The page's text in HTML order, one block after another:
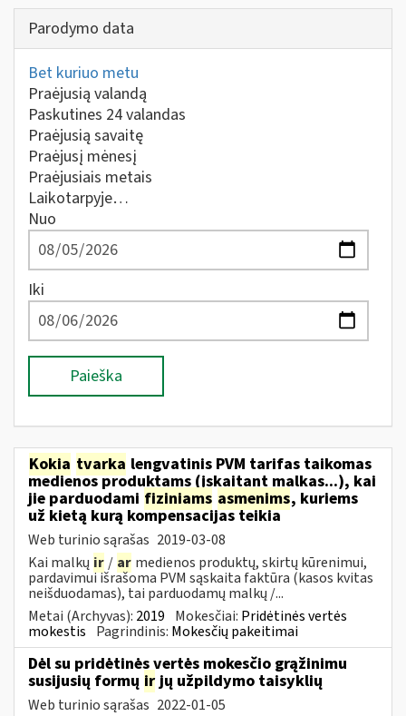
Parodymo data
Bet kuriuo metu
Praėjusią valandą
Paskutines 24 valandas
Praėjusią savaitę
Praėjusį mėnesį
Praėjusiais metais
Laikotarpyje…
Nuo
Iki
Paieška
Kokia tvarka lengvatinis PVM tarifas taikomas
medienos produktams (įskaitant malkas...), kai
jie parduodami fiziniams asmenims, kuriems
už kietą kurą kompensacijas teikia
Web turinio sąrašas 2019-03-08
Kai malkų ir / ar medienos produktų, skirtų kūrenimui,
pardavimui išrašoma PVM sąskaita faktūra (kasos kvitas
neišduodamas), tai parduodamų malkų /...
Metai (Archyvas): 2019 Mokesčiai: Pridėtinės vertės
mokestis Pagrindinis: Mokesčių pakeitimai
Dėl su pridėtinės vertės mokesčio grąžinimu
susijusių formų irjų užpildymo taisyklių
Web turinio sąrašas 2022-01-05